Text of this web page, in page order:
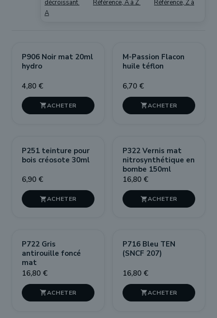
décroissant
Référence, A à Z
Référence, Z à
A
P906 Noir mat 20ml
hydro
4,80 €

M-Passion Flacon
huile téflon
6,70 €

P251 teinture pour
bois créosote 30ml
6,90 €

P322 Vernis mat
nitrosynthétique en
bombe 150ml
16,80 €

P722 Gris
antirouille foncé
mat
16,80 €

P716 Bleu TEN
(SNCF 207)
16,80 €
